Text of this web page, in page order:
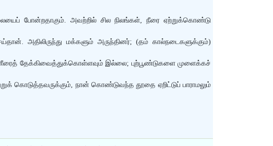
போன்றதாகும். அவற்றில் சில நிலங்கள், நீரை ஏற்றுக்கொண்டு
அதிலிருந்து மக்களும் அருந்தினர்; (தம் கால்நடைகளுக்கும்)
தேக்கிவைத்துக்கொள்ளவும் இல்லை; புற்பூண்டுகளை முளைக்கச்
கொடுத்தவருக்கும், நான் கொண்டுவந்த தூதை ஏறிட்டுப் பாராமலும்